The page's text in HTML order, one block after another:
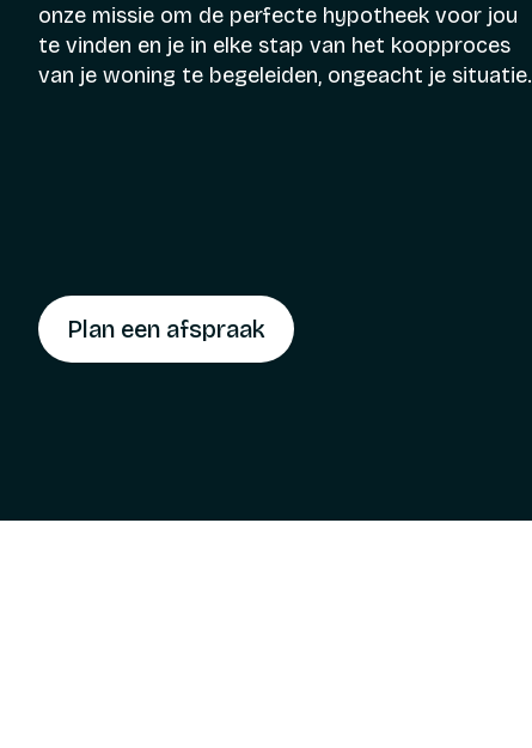
onze missie om de perfecte hypotheek voor jou
te vinden en je in elke stap van het koopproces
van je woning te begeleiden, ongeacht je situatie.
Plan een afspraak